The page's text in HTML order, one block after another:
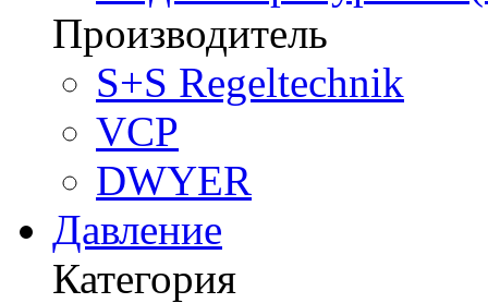
Производитель
S+S Regeltechnik
VCP
DWYER
Давление
Категория